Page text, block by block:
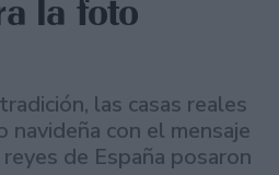
la foto
las casas reales
con el mensaje
de España posaron